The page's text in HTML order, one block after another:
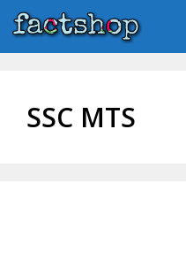
Skip
to
SSC MTS